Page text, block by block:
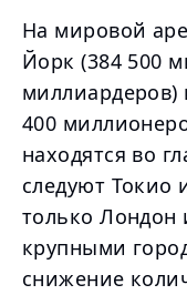
На мировой
Йорк (384 500
миллиардеров)
400
находятся во
следуют Токио
только Лондон
крупными
снижение